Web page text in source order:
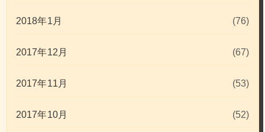
2018年1月 (76)
2017年12月 (67)
2017年11月 (53)
2017年10月 (52)